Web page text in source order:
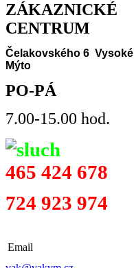
ZÁKAZNICKÉ
CENTRUM
Čelakovského 6 Vysoké
Mýto
PO-PÁ
7.00-15.00 hod.
465 424 678
724 923 974
Email